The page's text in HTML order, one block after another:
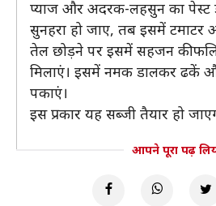
प्याज और अदरक-लहसुन का
सुनहरा हो जाए, तब इसमें टमाटर
तेल छोड़ने पर इसमें सहजन की
मिलाएं। इसमें नमक डालकर ढकें
पकाएं।
इस प्रकार यह सब्जी तैयार हो
आपने पूरा पढ़